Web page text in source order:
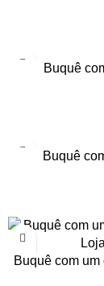
Buquê
Buquê
Buquê com